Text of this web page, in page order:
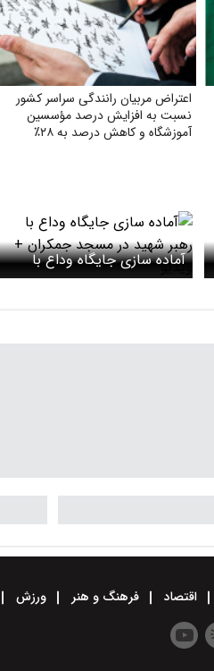
اعتراض مربیان رانندگی سراسر کشور
نسبت به افزایش درصد مؤسسین
آموزشگاه و کاهش درصد به ۲۸٪
آماده سازی جایگاه وداع با
رهبر شهید در مسجد جمکران +
اقتصاد فرهنگ و هنر ورزش